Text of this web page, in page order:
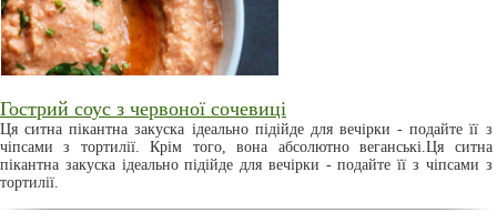
Гострий соус з червоної сочевиці
Ця ситна пікантна закуска ідеально підійде для вечірки - подайте її з
чіпсами з тортилії. Крім того, вона абсолютно веганські.Ця ситна
пікантна закуска ідеально підійде для вечірки - подайте її з чіпсами з
тортилії.